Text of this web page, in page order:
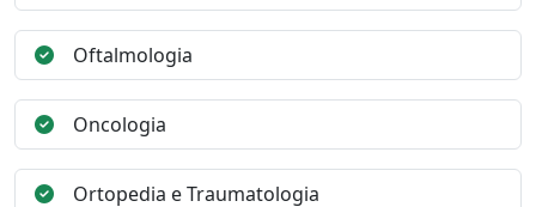
Oftalmologia
Oncologia
Ortopedia e Traumatologia